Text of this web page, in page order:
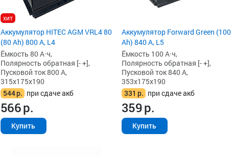
хит
Аккумулятор HITEC AGM VRL4 80
(80 Ah) 800 А, L4
Ёмкость 80 А·ч,
Полярность обратная [- +],
Пусковой ток 800 А,
315x175x190
544р. при сдаче акб
566р.
Купить
Аккумулятор Forward Green (100
Ah) 840 А, L5
Ёмкость 100 А·ч,
Полярность обратная [- +],
Пусковой ток 840 А,
353x175x190
331 р. при сдаче акб
359р.
Купить